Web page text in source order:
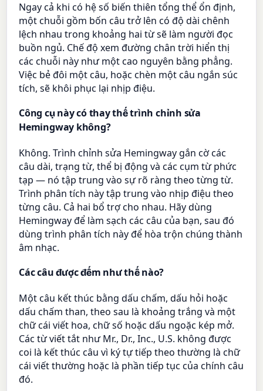
Ngay cả khi có hệ số biến thiên tổng thể ổn định,
một chuỗi gồm bốn câu trở lên có độ dài chênh
lệch nhau trong khoảng hai từ sẽ làm người đọc
buồn ngủ. Chế độ xem đường chân trời hiển thị
các chuỗi này như một cao nguyên bằng phẳng.
Việc bẻ đôi một câu, hoặc chèn một câu ngắn súc
tích, sẽ khôi phục lại nhịp điệu.
Công cụ này có thay thế trình chỉnh sửa
Hemingway không?
Không. Trình chỉnh sửa Hemingway gắn cờ các
câu dài, trạng từ, thể bị động và các cụm từ phức
tạp — nó tập trung vào sự rõ ràng theo từng từ.
Trình phân tích này tập trung vào nhịp điệu theo
từng câu. Cả hai bổ trợ cho nhau. Hãy dùng
Hemingway để làm sạch các câu của bạn, sau đó
dùng trình phân tích này để hòa trộn chúng thành
âm nhạc.
Các câu được đếm như thế nào?
Một câu kết thúc bằng dấu chấm, dấu hỏi hoặc
dấu chấm than, theo sau là khoảng trắng và một
chữ cái viết hoa, chữ số hoặc dấu ngoặc kép mở.
Các từ viết tắt như Mr., Dr., Inc., U.S. không được
coi là kết thúc câu vì ký tự tiếp theo thường là chữ
cái viết thường hoặc là phần tiếp tục của chính câu
đó.